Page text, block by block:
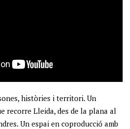
històries i territori. Un
recorre Lleida, des de la plana al
Un espai en coproducció amb